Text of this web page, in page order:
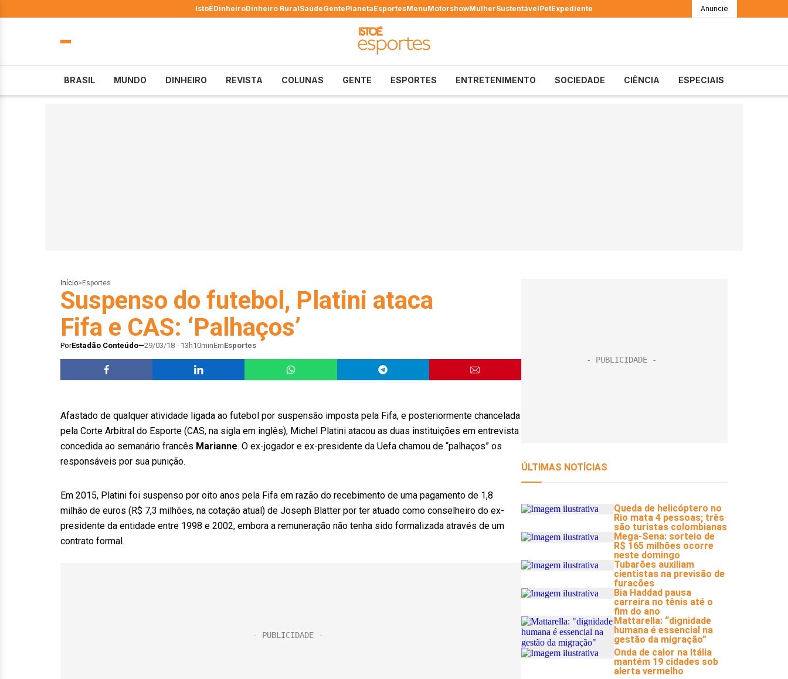
IstoÉDinheiroDinheiro RuralSaúdeGentePlanetaEsportesMenuMotorshowMulherSustentávelPetExpediente Anuncie
BRASIL MUNDO DINHEIRO REVISTA COLUNAS GENTE ESPORTES ENTRETENIMENTO SOCIEDADE CIÊNCIA ESPECIAIS
Início> Esportes
Suspenso do futebol, Platini ataca
Fifa e CAS: ‘Palhaços’
PorEstadão Conteúdo 29/03/18 - 13h10minEmEsportes
Afastado de qualquer atividade ligada ao futebol por suspensão imposta pela Fifa, e posteriormente chancelada
pela Corte Arbitral do Esporte (CAS, na sigla em inglês), Michel Platini atacou as duas instituições em entrevista
concedida ao semanário francês Marianne. O ex-jogador e ex-presidente da Uefa chamou de “palhaços” os
responsáveis por sua punição.
Em 2015, Platini foi suspenso por oito anos pela Fifa em razão do recebimento de uma pagamento de 1,8
milhão de euros (R$ 7,3 milhões, na cotação atual) de Joseph Blatter por ter atuado como conselheiro do ex-
presidente da entidade entre 1998 e 2002, embora a remuneração não tenha sido formalizada através de um
contrato formal.